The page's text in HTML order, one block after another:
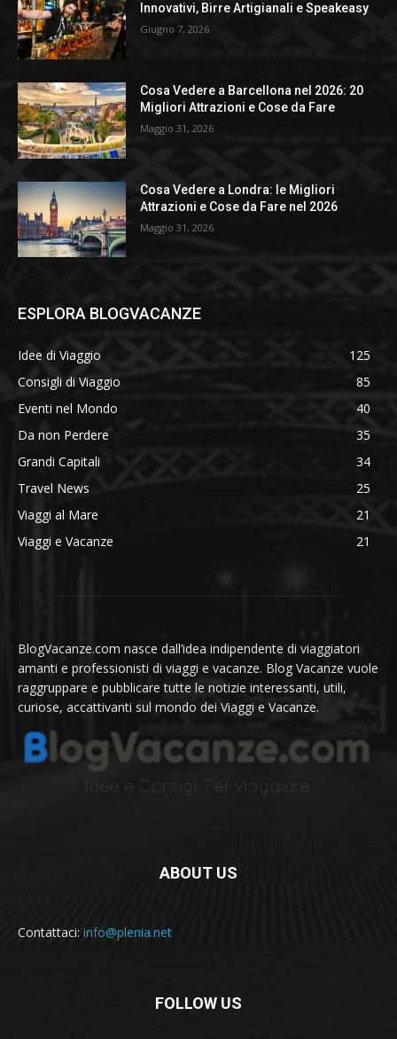
Innovativi, Birre Artigianali e Speakeasy
Giugno 7, 2026
Cosa Vedere a Barcellona nel 2026: 20
Migliori Attrazioni e Cose da Fare
Maggio 31, 2026
Cosa Vedere a Londra: le Migliori
Attrazioni e Cose da Fare nel 2026
Maggio 31, 2026
ESPLORA BLOGVACANZE
Idee di Viaggio
125
Consigli di Viaggio
85
Eventi nel Mondo
40
Da non Perdere
35
Grandi Capitali
34
Travel News
25
Viaggi al Mare
21
Viaggi e Vacanze
21
BlogVacanze.com nasce dall’idea indipendente di viaggiatori
amanti e professionisti di viaggi e vacanze. Blog Vacanze vuole
raggruppare e pubblicare tutte le notizie interessanti, utili,
curiose, accattivanti sul mondo dei Viaggi e Vacanze.
ABOUT US
Contattaci: info@plenia.net
FOLLOW US